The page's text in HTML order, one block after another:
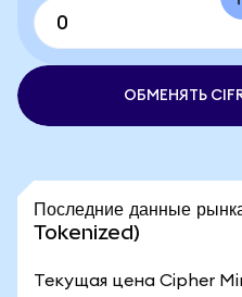
ОБМЕНЯТЬ
Последние данные
Tokenized)
Текущая цена Cipher